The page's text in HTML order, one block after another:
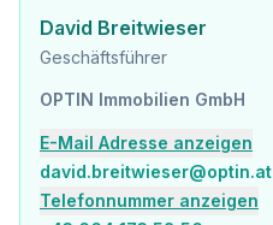
David Breitwieser
Geschäftsführer
OPTIN Immobilien GmbH
E-Mail Adresse anzeigen
david.breitwieser@optin.at
Telefonnummer anzeigen